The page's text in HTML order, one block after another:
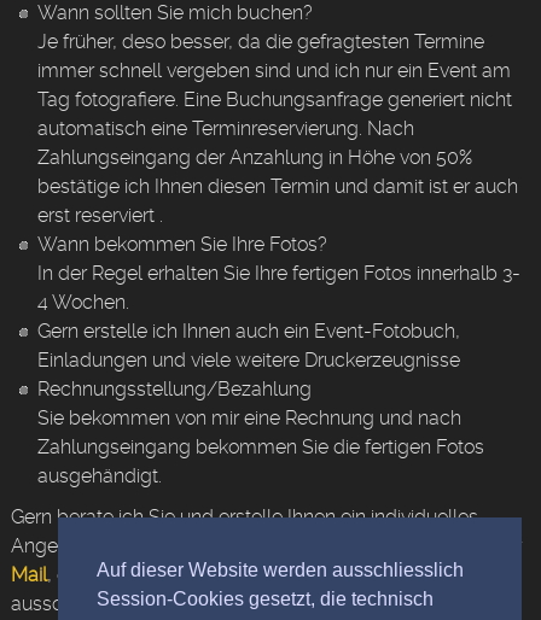
Auf dieser Website werden ausschliesslich
Session-Cookies gesetzt, die technisch
Wann sollten Sie mich buchen?
Je früher, deso besser, da die gefragtesten Termine
immer schnell vergeben sind und ich nur ein Event am
Tag fotografiere. Eine Buchungsanfrage generiert nicht
automatisch eine Terminreservierung. Nach
Zahlungseingang der Anzahlung in Höhe von 50%
bestätige ich Ihnen diesen Termin und damit ist er auch
erst reserviert .
Wann bekommen Sie Ihre Fotos?
In der Regel erhalten Sie Ihre fertigen Fotos innerhalb 3-
4 Wochen.
Gern erstelle ich Ihnen auch ein Event-Fotobuch,
Einladungen und viele weitere Druckerzeugnisse
Rechnungsstellung/Bezahlung
Sie bekommen von mir eine Rechnung und nach
Zahlungseingang bekommen Sie die fertigen Fotos
ausgehändigt.
Gern berate ich Sie und erstelle Ihnen ein individuelles
Angebot. Kontaktaufnahme bitte per
Mail, da ich mich bei meinen Kundenterminen
ausschließlich meinem Kunden widme.